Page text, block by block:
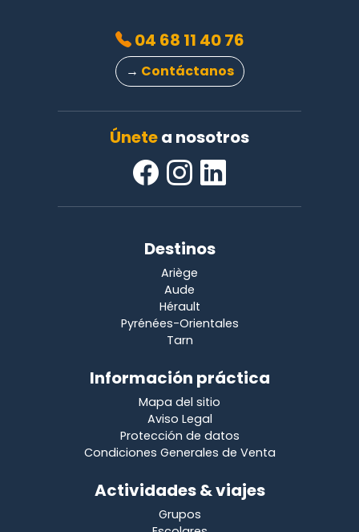
Únetea nosotros
04 68 11 40 76
→ Contáctanos
Destinos
Ariège
Aude
Hérault
Pyrénées-Orientales
Tarn
Información práctica
Mapa del sitio
Aviso Legal
Protección de datos
Condiciones Generales de Venta
Actividades & viajes
Grupos